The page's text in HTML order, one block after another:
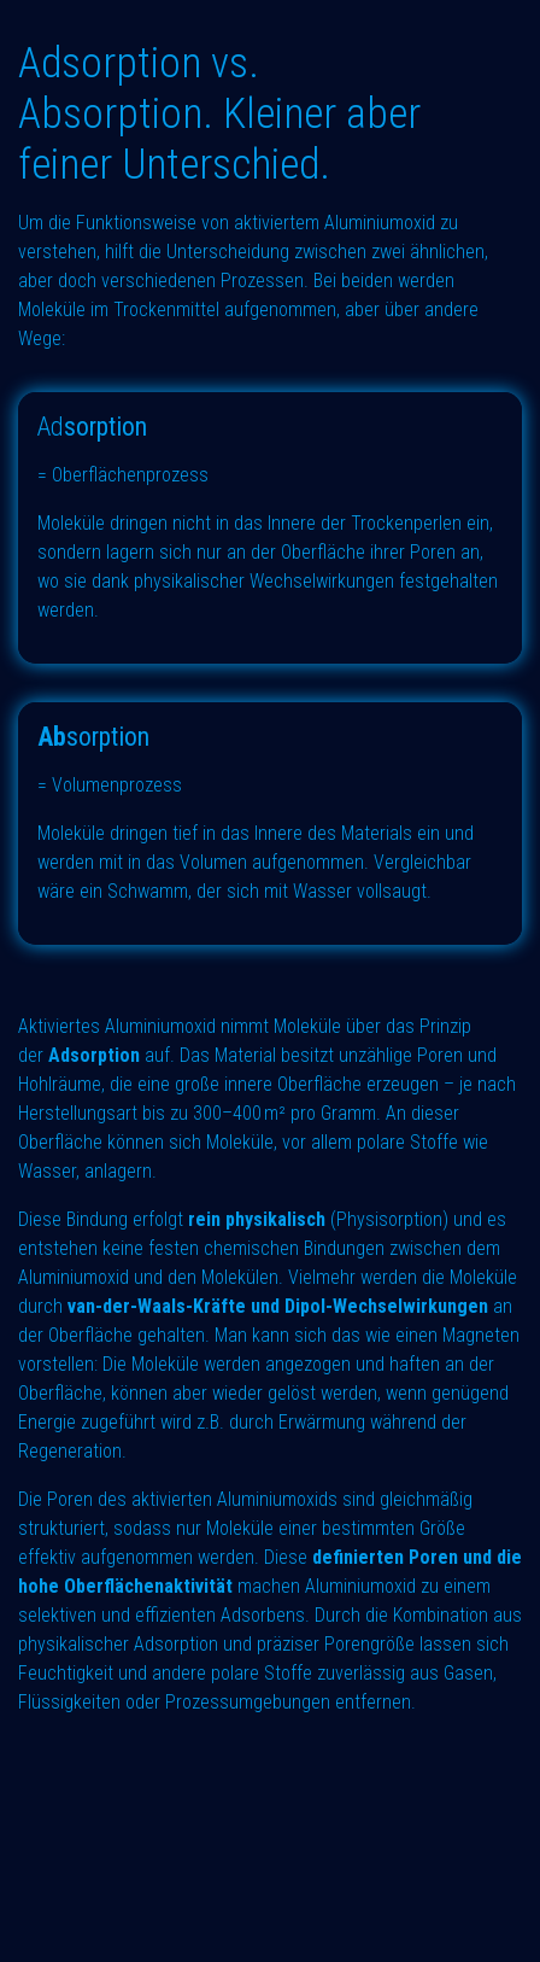
Adsorption vs.
Absorption. Kleiner aber
feiner Unterschied.
Um die Funktionsweise von aktiviertem Aluminiumoxid zu
verstehen, hilft die Unterscheidung zwischen zwei ähnlichen,
aber doch verschiedenen Prozessen. Bei beiden werden
Moleküle im Trockenmittel aufgenommen, aber über andere
Wege:
Adsorption
= Oberflächenprozess
Moleküle dringen nicht in das Innere der Trockenperlen ein,
sondern lagern sich nur an der Oberfläche ihrer Poren an,
wo sie dank physikalischer Wechselwirkungen festgehalten
werden.
Absorption
= Volumenprozess
Moleküle dringen tief in das Innere des Materials ein und
werden mit in das Volumen aufgenommen. Vergleichbar
wäre ein Schwamm, der sich mit Wasser vollsaugt.
Aktiviertes Aluminiumoxid nimmt Moleküle über das Prinzip
der Adsorption auf. Das Material besitzt unzählige Poren und
Hohlräume, die eine große innere Oberfläche erzeugen – je nach
Herstellungsart bis zu 300–400 m² pro Gramm. An dieser
Oberfläche können sich Moleküle, vor allem polare Stoffe wie
Wasser, anlagern.
Diese Bindung erfolgt rein physikalisch (Physisorption) und es
entstehen keine festen chemischen Bindungen zwischen dem
Aluminiumoxid und den Molekülen. Vielmehr werden die Moleküle
durch van-der-Waals-Kräfte und Dipol-Wechselwirkungen an
der Oberfläche gehalten. Man kann sich das wie einen Magneten
vorstellen: Die Moleküle werden angezogen und haften an der
Oberfläche, können aber wieder gelöst werden, wenn genügend
Energie zugeführt wird z.B. durch Erwärmung während der
Regeneration.
Die Poren des aktivierten Aluminiumoxids sind gleichmäßig
strukturiert, sodass nur Moleküle einer bestimmten Größe
effektiv aufgenommen werden. Diese definierten Poren und die
hohe Oberflächenaktivität machen Aluminiumoxid zu einem
selektiven und effizienten Adsorbens. Durch die Kombination aus
physikalischer Adsorption und präziser Porengröße lassen sich
Feuchtigkeit und andere polare Stoffe zuverlässig aus Gasen,
Flüssigkeiten oder Prozessumgebungen entfernen.